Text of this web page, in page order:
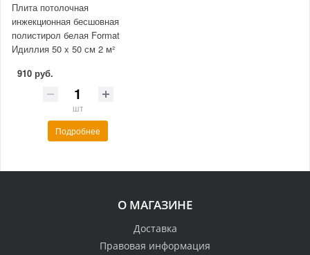
Плита потолочная
инжекционная бесшовная
полистирол белая Format
Идиллия 50 x 50 см 2 м²
910 руб.
шт
Подробнее
О МАГАЗИНЕ
Доставка
Правовая информация